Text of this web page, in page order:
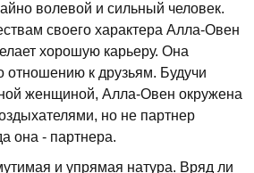
волевой и сильный человек.
своего характера Алла-Овен
хорошую карьеру. Она
отношению к друзьям. Будучи
женщиной, Алла-Овен окружена
но не партнер
она - партнера.
и упрямая натура. Вряд ли